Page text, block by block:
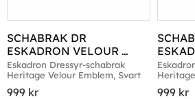
SCHABRAK DR
ESKADRON VELOUR
EMBLEM HERITAGE
SVART
Eskadron Dressyr-schabrak
Heritage Velour Emblem, Svart
999 kr
BLUE
999 kr